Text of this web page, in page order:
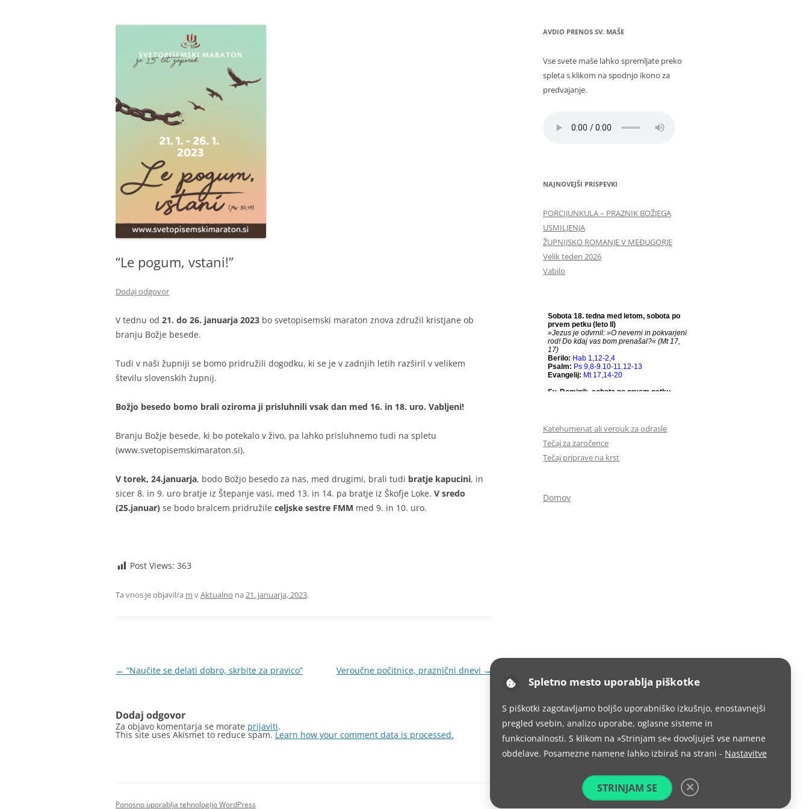
ODRASLI SKAVTI – CELJSKE
ZVERINICE
ŽUPNIJSKI GOSPODARSKI SVET
FRANČIŠKOVI OTROCI
MOŽJE SVETEGA JOŽEFA
“Le pogum, vstani!”
Dodaj odgovor
V tednu od 21. do 26. januarja 2023 bo svetopisemski maraton znova združil kristjane ob
branju Božje besede.
Tudi v naši župniji se bomo pridružili dogodku, ki se je v zadnjih letih razširil v velikem
številu slovenskih župnij.
Božjo besedo bomo brali oziroma ji prisluhnili vsak dan med 16. in 18. uro. Vabljeni!
Branju Božje besede, ki bo potekalo v živo, pa lahko prisluhnemo tudi na spletu
(www.svetopisemskimaraton.si).
V torek, 24.januarja, bodo Božjo besedo za nas, med drugimi, brali tudi bratje kapucini, in
sicer 8. in 9. uro bratje iz Štepanje vasi, med 13. in 14. pa bratje iz Škofje Loke. V sredo
(25.januar) se bodo bralcem pridružile celjske sestre FMM med 9. in 10. uro.
Post Views: 363
Ta vnos je objavil/a m vAktualno na 21. januarja, 2023.
Krmarjenje
← “Naučite se delati dobro, skrbite za pravico” Veroučne počitnice, praznični dnevi →
Dodaj odgovor
Za objavo komentarja se morate prijaviti.
This site uses Akismet to reduce spam. Learn how your comment data is processed.
AVDIO PRENOS SV. MAŠE
Vse svete maše lahko spremljate preko
spleta s klikom na spodnjo ikono za
predvajanje.
NAJNOVEJŠI PRISPEVKI
PORCIJUNKULA – PRAZNIK BOŽJEGA
USMILJENJA
ŽUPNIJSKO ROMANJE V MEĐUGORJE
Velik teden 2026
Vabilo
Katehumenat ali verouk za odrasle
Tečaj za zaročence
Tečaj priprave na krst
Domov
Ponosno uporablja tehnologijo WordPress
Spletno mesto uporablja piškotke
S piškotki zagotavljamo boljšo uporabniško izkušnjo, enostavnejši
pregled vsebin, analizo uporabe, oglasne sisteme in
funkcionalnosti. S klikom na »Strinjam se« dovoljuješ vse namene
obdelave. Posamezne namene lahko izbiraš na strani - Nastavitve
STRINJAM SE